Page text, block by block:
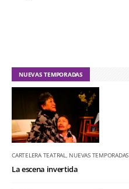
NUEVAS TEMPORADAS
CARTELERA TEATRAL NUEVAS TEMPORADAS
La escena invertida